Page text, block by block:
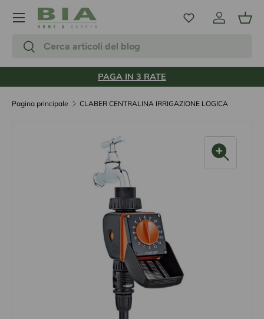
Passa ai contenuti
CercaCerca
Accedi
Menu
PAGA IN 3 RATE
Pagina principale CLABER CENTRALINA IRRIGAZIONE LOGICA